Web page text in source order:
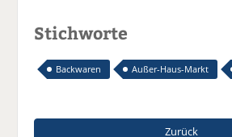
Stichworte
Backwaren Außer-Haus-Markt
Zurück